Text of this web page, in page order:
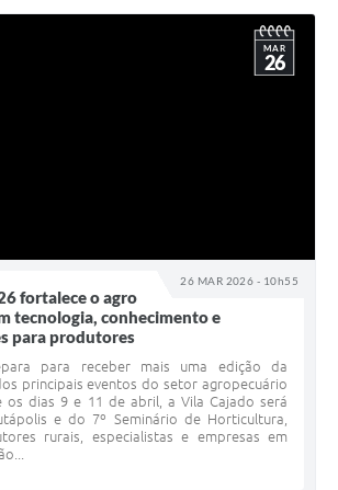
26 MAR 2026 - 10h55
MAR
26
fortalece o agro
tecnologia, conhecimento e
para produtores
para receber mais uma edição da
principais eventos do setor agropecuário
os dias 9 e 11 de abril, a Vila Cajado será
e do 7º Seminário de Horticultura,
rurais, especialistas e empresas em